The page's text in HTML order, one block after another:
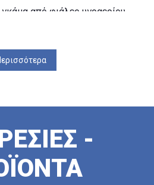
από φιάλες υγραερίου
σε ολο το νησί της
Ρόδου.
-